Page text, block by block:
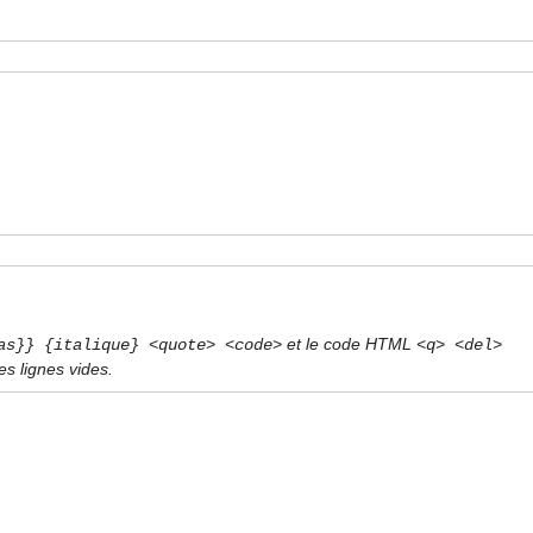
{italique} <quote> <code> et le code HTML<q> <del>
lignes vides.